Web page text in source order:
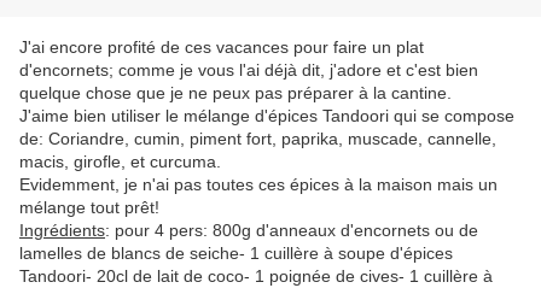
J'ai encore profité de ces vacances pour faire un plat
d'encornets; comme je vous l'ai déjà dit, j'adore et c'est bien
quelque chose que je ne peux pas préparer à la cantine.
J'aime bien utiliser le mélange d'épices Tandoori qui se compose
de: Coriandre, cumin, piment fort, paprika, muscade, cannelle,
macis, girofle, et curcuma.
Evidemment, je n'ai pas toutes ces épices à la maison mais un
mélange tout prêt!
Ingrédients: pour 4 pers: 800g d'anneaux d'encornets ou de
lamelles de blancs de seiche- 1 cuillère à soupe d'épices
Tandoori- 20cl de lait de coco- 1 poignée de cives- 1 cuillère à